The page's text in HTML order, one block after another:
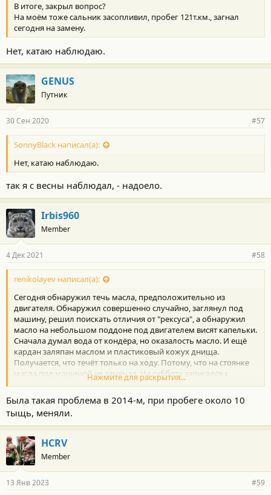
В итоге, закрыл вопрос?
На моём тоже сальник засопливил, пробег 121т.км., загнал
сегодня на замену.
Нет, катаю наблюдаю.
GENUS
Путник
30 Сен 2020 #57
SonnyBlack написал(а):
Нет, катаю наблюдаю.
так я с весны наблюдал, - надоело.
Irbis960
Member
4 Дек 2021 #58
renikolayev написал(а):
Сегодня обнаружил течь масла, предположительно из
двигателя. Обнаружил совершенно случайно, заглянул под
машину, решил поискать отличия от "рексуса", а обнаружил
масло на небольшом поддоне под двигателем висят капельки.
Сначала думал вода от кондёра, но оказалость масло. И ещё
кардан заляпан маслом и пластиковый кожух днища.
Получается, что течёт только на ходу. Потому, что на стоянке
масла под машиной не замечал. На субботу записался к
дилеру, съезжу - отпишусь. Поробег - 3500.
Нажмите для раскрытия...
Была такая проблема в 2014-м, при пробеге около 10
тыщь, меняли.
HCRV
Member
13 Янв 2023 #59